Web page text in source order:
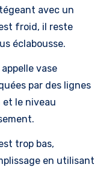
avec un
froid, il reste
éclabousse.
vase
par des lignes
le niveau
trop bas,
en utilisant